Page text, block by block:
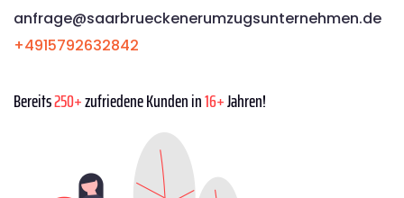
anfrage@saarbrueckenerumzugsunternehmen.de
+4915792632842
Bereits250+zufriedene Kunden in16+Jahren!